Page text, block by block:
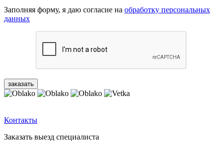
Заполняя форму, я даю согласие на обработку персональных
данных
Контакты
Заказать выезд специалиста